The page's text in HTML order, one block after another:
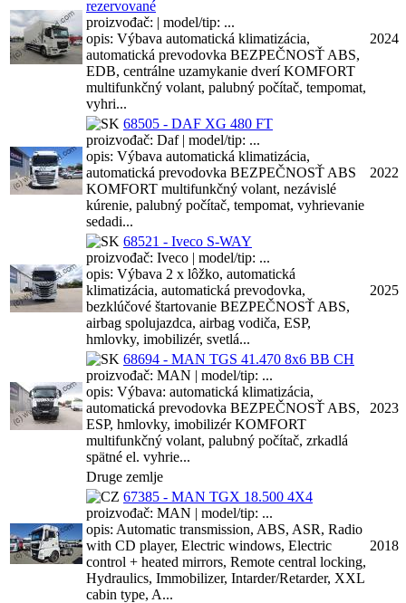
rezervované
proizvođač: | model/tip: ...
opis: Výbava automatická klimatizácia,
automatická prevodovka BEZPEČNOSŤ ABS,
EDB, centrálne uzamykanie dverí KOMFORT
multifunkčný volant, palubný počítač, tempomat,
vyhri...
2024
68505 - DAF XG 480 FT
proizvođač: Daf | model/tip: ...
opis: Výbava automatická klimatizácia,
automatická prevodovka BEZPEČNOSŤ ABS
KOMFORT multifunkčný volant, nezávislé
kúrenie, palubný počítač, tempomat, vyhrievanie
sedadi...
2022
68521 - Iveco S-WAY
proizvođač: Iveco | model/tip: ...
opis: Výbava 2 x lôžko, automatická
klimatizácia, automatická prevodovka,
bezklúčové štartovanie BEZPEČNOSŤ ABS,
airbag spolujazdca, airbag vodiča, ESP,
hmlovky, imobilizér, svetlá...
2025
68694 - MAN TGS 41.470 8x6 BB CH
proizvođač: MAN | model/tip: ...
opis: Výbava: automatická klimatizácia,
automatická prevodovka BEZPEČNOSŤ ABS,
ESP, hmlovky, imobilizér KOMFORT
multifunkčný volant, palubný počítač, zrkadlá
spätné el. vyhrie...
2023
Druge zemlje
67385 - MAN TGX 18.500 4X4
proizvođač: MAN | model/tip: ...
opis: Automatic transmission, ABS, ASR, Radio
with CD player, Electric windows, Electric
control + heated mirrors, Remote central locking,
Hydraulics, Immobilizer, Intarder/Retarder, XXL
cabin type, A...
2018